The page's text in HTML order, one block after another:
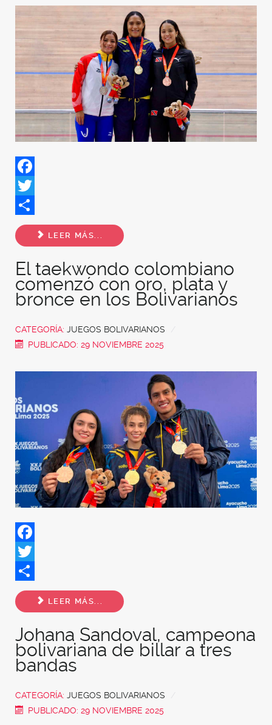
Facebook
Twitter
Share
LEER MÁS...
El taekwondo colombiano
comenzó con oro, plata y
bronce en los Bolivarianos
CATEGORÍA: JUEGOS BOLIVARIANOS
PUBLICADO: 29 NOVIEMBRE 2025
Facebook
Twitter
Share
LEER MÁS...
Johana Sandoval, campeona
bolivariana de billar a tres
bandas
CATEGORÍA: JUEGOS BOLIVARIANOS
PUBLICADO: 29 NOVIEMBRE 2025